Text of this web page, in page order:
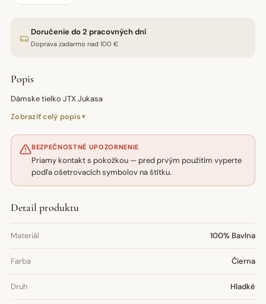
Doručenie do 2 pracovných dní
Doprava zadarmo nad 100 €
Popis
Dámske tielko JTX Jukasa
Zobraziť celý popis
BEZPEČNOSTNÉ UPOZORNENIE
Priamy kontakt s pokožkou — pred prvým použitím vyperte
podľa ošetrovacích symbolov na štítku.
Detail produktu
Materiál 100% Bavlna
Farba Čierna
Druh Hladké